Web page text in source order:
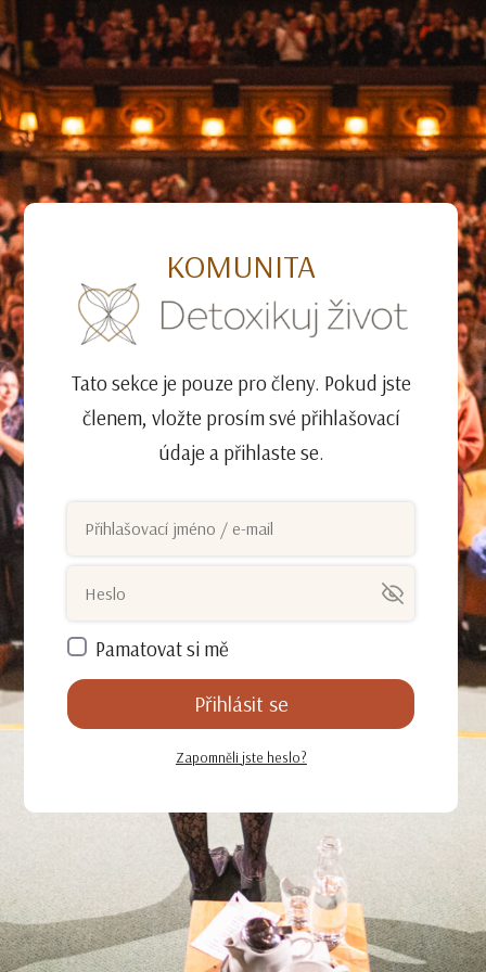
KOMUNITA
Tato sekce je pouze pro členy. Pokud jste
členem, vložte prosím své přihlašovací
údaje a přihlaste se.
Pamatovat si mě
Přihlásit se
Zapomněli jste heslo?